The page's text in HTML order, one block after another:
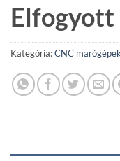
Elfogyott
Kategória:CNC